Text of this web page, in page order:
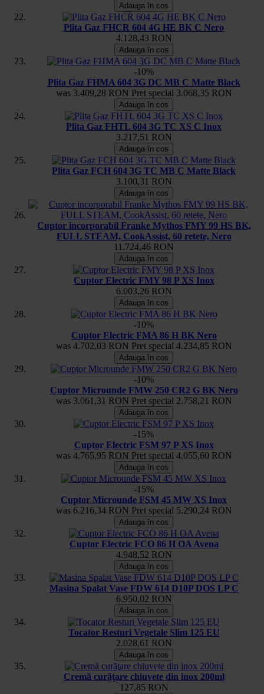
Adauga în cos
Plita Gaz FHCR 604 4G HE BK C Nero
4.128,43 RON
Adauga în cos
-10%
Plita Gaz FHMA 604 3G DC MB C Matte Black
was 3.409,28 RON Pret special 3.068,35 RON
Adauga în cos
Plita Gaz FHTL 604 3G TC XS C Inox
3.217,51 RON
Adauga în cos
Plita Gaz FCH 604 3G TC MB C Matte Black
3.100,31 RON
Adauga în cos
Cuptor incorporabil Franke Mythos FMY 99 HS BK,
FULL STEAM, CookAssist, 60 retete, Nero
11.724,46 RON
Adauga în cos
Cuptor Electric FMY 98 P XS Inox
6.003,26 RON
Adauga în cos
-10%
Cuptor Electric FMA 86 H BK Nero
was 4.702,03 RON Pret special 4.234,85 RON
Adauga în cos
-10%
Cuptor Microunde FMW 250 CR2 G BK Nero
was 3.061,31 RON Pret special 2.758,21 RON
Adauga în cos
-15%
Cuptor Electric FSM 97 P XS Inox
was 4.765,95 RON Pret special 4.055,60 RON
Adauga în cos
-15%
Cuptor Microunde FSM 45 MW XS Inox
was 6.216,34 RON Pret special 5.290,24 RON
Adauga în cos
Cuptor Electric FCO 86 H OA Avena
4.948,52 RON
Adauga în cos
Masina Spalat Vase FDW 614 D10P DOS LP C
6.950,02 RON
Adauga în cos
Tocator Resturi Vegetale Slim 125 EU
2.028,61 RON
Adauga în cos
Cremă curăţare chiuvete din inox 200ml
127,85 RON